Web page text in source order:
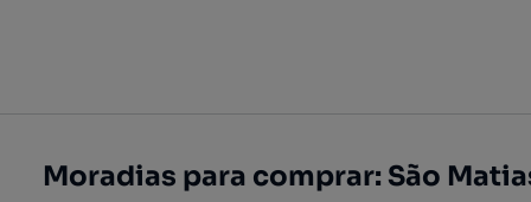
Moradias para comprar: São